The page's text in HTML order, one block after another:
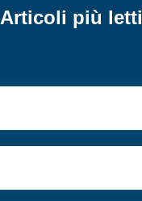
Articoli più letti